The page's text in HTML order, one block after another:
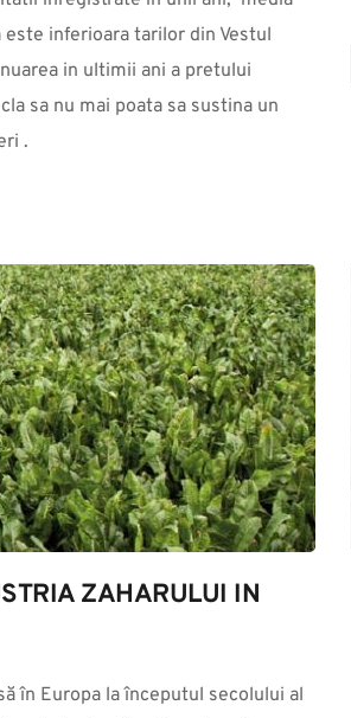
inferioara tarilor din Vestul
in ultimii ani a pretului
sa nu mai poata sa sustina un
.
ZAHARULUI IN